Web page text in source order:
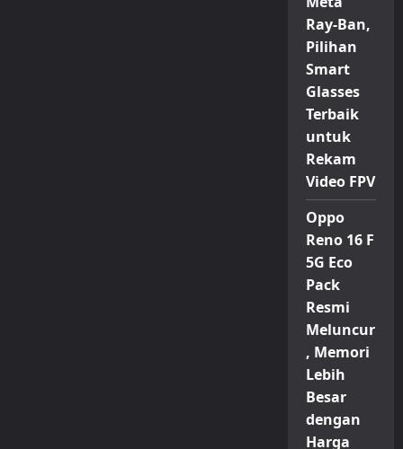
Ray-Ban,
Pilihan
Smart
Glasses
Terbaik
untuk
Rekam
Video FPV
Oppo
Reno 16 F
5G Eco
Pack
Resmi
Meluncur
, Memori
Lebih
Besar
dengan
Harga